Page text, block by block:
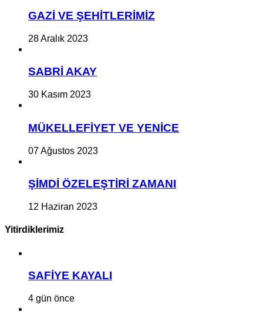
GAZİ VE ŞEHİTLERİMİZ
28 Aralık 2023
SABRİ AKAY
30 Kasım 2023
MÜKELLEFİYET VE YENİCE
07 Ağustos 2023
ŞİMDİ ÖZELEŞTİRİ ZAMANI
12 Haziran 2023
Yitirdiklerimiz
SAFİYE KAYALI
4 gün önce